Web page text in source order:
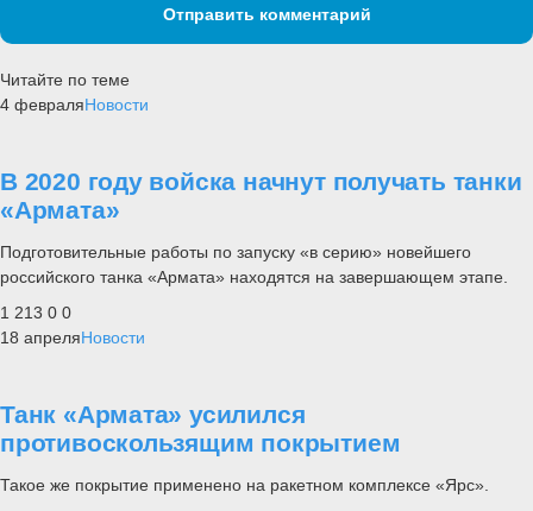
Отправить комментарий
Читайте по теме
4 февраляНовости
В 2020 году войска начнут получать танки
«Армата»
Подготовительные работы по запуску «в серию» новейшего
российского танка «Армата» находятся на завершающем этапе.
1 213 0 0
18 апреляНовости
Танк «Армата» усилился
противоскользящим покрытием
Такое же покрытие применено на ракетном комплексе «Ярс».